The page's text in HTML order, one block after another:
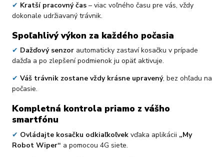
✔ Kratší pracovný čas– viac voľného času pre vás, vždy
dokonale udržiavaný trávnik.
Spoľahlivý výkon za každého počasia
✔ Dažďový senzorautomaticky zastaví kosačku v prípade
dažďa a po zlepšení podmienok ju opäť aktivuje.
✔ Váš trávnik zostane vždy krásne upravený, bez ohľadu na
počasie.
Kompletná kontrola priamo z vášho
smartfónu
✔ Ovládajte kosačku odkiaľkoľvekvďaka aplikácii „My
Robot Wiper“ a pomocou 4G siete.